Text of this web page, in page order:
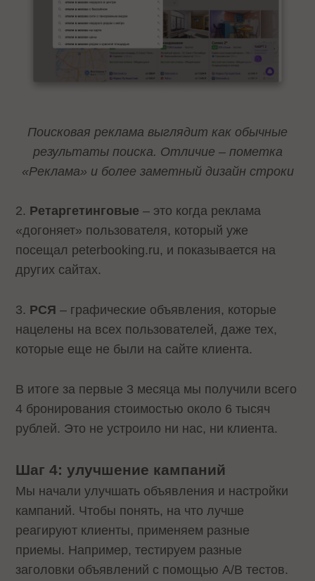
Поисковая реклама выглядит как обычные
результаты поиска. Отличие – пометка
«Реклама» и более заметный дизайн строки
2. Ретаргетинговые – это когда реклама
«догоняет» пользователя, который уже
посещал peterbooking.ru, и показывается на
других сайтах.
3. РСЯ– графические объявления, которые
нацелены на всех пользователей, даже тех,
которые еще не были на сайте клиента.
В итоге за первые 3 месяца мы получили всего
4 бронирования стоимостью около 6 тысяч
рублей. Это не устроило ни нас, ни клиента.
Шаг 4: улучшение кампаний
Мы начали улучшать объявления и настройки
кампаний. Чтобы понять, на что лучше
реагируют клиенты, применяем разные
приемы. Например, тестируем разные
заголовки объявлений с помощью A/B тестов.